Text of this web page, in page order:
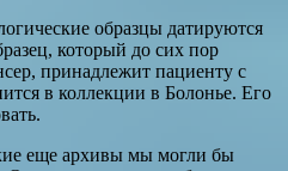
образцы датируются
который до сих пор
принадлежит пациенту с
в коллекции в Болонье. Его
еще архивы мы могли бы